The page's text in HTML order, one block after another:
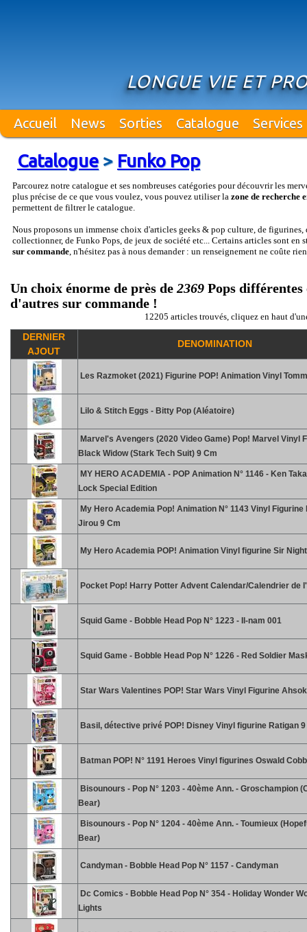
LONGUE VIE ET
Accueil News Sorties Catalogue Services
Catalogue> Funko Pop
Parcourez notre catalogue et ses nombreuses catégories pour découvrir les
plus précise de ce que vous voulez, vous pouvez utiliser la zone de recherche
permettent de filtrer le catalogue.
Nous proposons un immense choix d'articles geeks & pop culture, de figurines,
collectionner, de Funko Pops, de jeux de société etc... Certains articles sont en
sur commande, n'hésitez pas à nous demander : un renseignement ne coûte
Un choix énorme de près de 2369 Pops différentes
d'autres sur commande !
12205 articles trouvés, cliquez en haut
DERNIER
AJOUT
DENOMINATION
Les Razmoket (2021) Figurine POP! Animation Vinyl
Lilo & Stitch Eggs - Bitty Pop (Aléatoire)
Marvel's Avengers (2020 Video Game) Pop! Marvel Vinyl
Black Widow (Stark Tech Suit) 9 Cm
MY HERO ACADEMIA - POP Animation N° 1146 - Ken
Lock Special Edition
My Hero Academia Pop! Animation N° 1143 Vinyl Figurine
Jirou 9 Cm
My Hero Academia POP! Animation Vinyl figurine Sir
Pocket Pop! Harry Potter Advent Calendar/Calendrier de
Squid Game - Bobble Head Pop N° 1223 - Il-nam 001
Squid Game - Bobble Head Pop N° 1226 - Red Soldier
Star Wars Valentines POP! Star Wars Vinyl Figurine
Basil, détective privé POP! Disney Vinyl figurine Ratigan
Batman POP! N° 1191 Heroes Vinyl figurines Oswald
Bisounours - Pop N° 1203 - 40ème Ann. - Groschampion
Bear)
Bisounours - Pop N° 1204 - 40ème Ann. - Toumieux
Bear)
Candyman - Bobble Head Pop N° 1157 - Candyman
Dc Comics - Bobble Head Pop N° 354 - Holiday Wonder
Lights